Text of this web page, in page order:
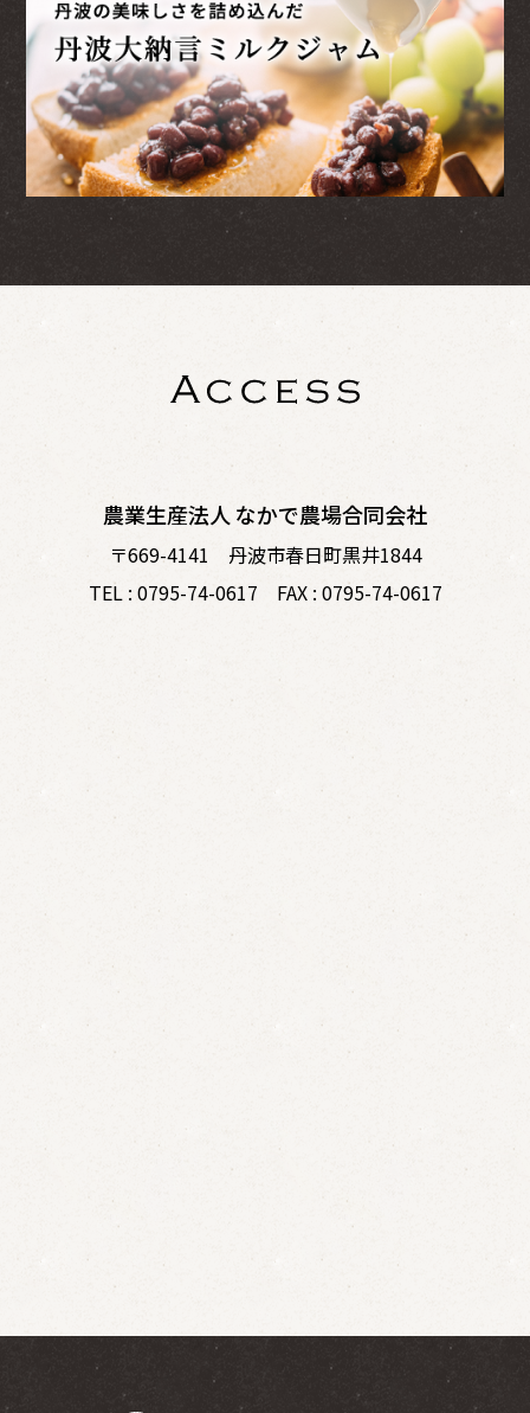
農業生産法人 なかで農場合同会社
〒669-4141 丹波市春日町黒井1844
TEL : 0795-74-0617 FAX : 0795-74-0617